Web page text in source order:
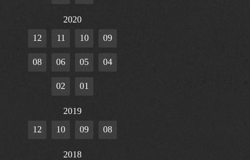
2020
12
11 10 09
08 06 05 04
02 01
2019
12
10 09 08
2018